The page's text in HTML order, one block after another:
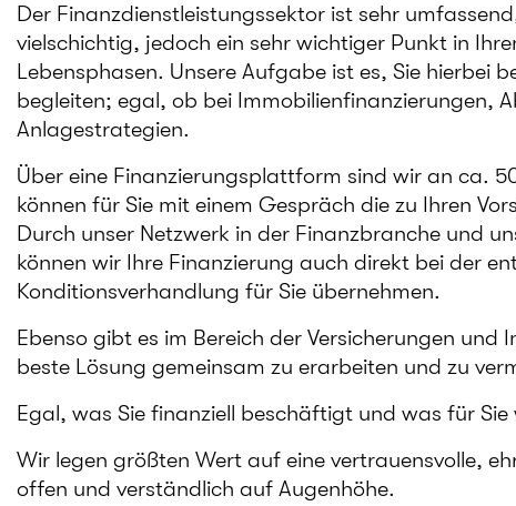
Der Finanzdienstleistungssektor ist sehr
vielschichtig, jedoch ein sehr wichtiger Punkt in
Lebensphasen. Unsere Aufgabe ist es, Sie hierbei
begleiten; egal, ob bei Immobilienfinanzierungen,
Anlagestrategien.
Über eine Finanzierungsplattform sind wir an ca.
können für Sie mit einem Gespräch die zu Ihren
Durch unser Netzwerk in der Finanzbranche und
können wir Ihre Finanzierung auch direkt bei der
Konditionsverhandlung für Sie übernehmen.
Ebenso gibt es im Bereich der Versicherungen
beste Lösung gemeinsam zu erarbeiten und zu
Egal, was Sie finanziell beschäftigt und was für
Wir legen größten Wert auf eine vertrauensvolle,
offen und verständlich auf Augenhöhe.